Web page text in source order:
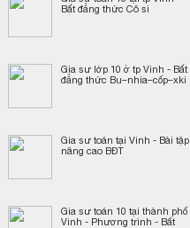
Bất đẳng thức Cô si
Gia sư lớp 10 ở tp Vinh - Bất
đẳng thức Bu–nhia–cốp–xki
Gia sư toán tại Vinh - Bài tập
nâng cao BĐT
Gia sư toán 10 tại thành phố
Vinh - Phương trình - Bất